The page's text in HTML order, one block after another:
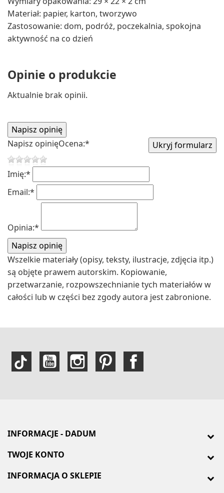
Materiał: papier, karton, tworzywo
Zastosowanie: dom, podróż, poczekalnia, spokojna
aktywność na co dzień
Opinie o produkcie
Aktualnie brak opinii.
Napisz opinięOcena:*
Imię:*
Email:*
Opinia:*
Wszelkie materiały (opisy, teksty, ilustracje, zdjęcia itp.)
są objęte prawem autorskim. Kopiowanie,
przetwarzanie, rozpowszechnianie tych materiałów w
całości lub w części bez zgody autora jest zabronione.
INFORMACJE - DADUM
TWOJE KONTO
INFORMACJA O SKLEPIE